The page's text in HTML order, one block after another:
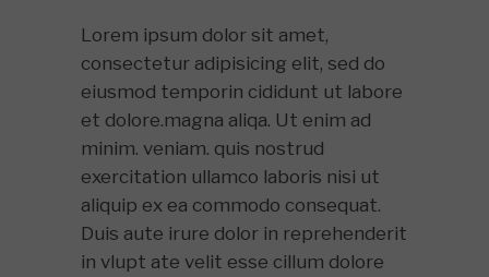
Lorem ipsum dolor sit amet,
consectetur adipisicing elit, sed do
eiusmod temporin cididunt ut labore
et dolore.magna aliqa. Ut enim ad
minim. veniam. quis nostrud
exercitation ullamco laboris nisi ut
aliquip ex ea commodo consequat.
Duis aute irure dolor in reprehenderit
in vlupt ate velit esse cillum dolore